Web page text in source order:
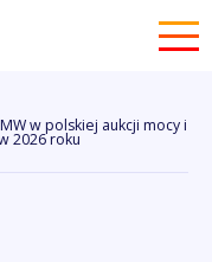
w polskiej aukcji mocy i
2026 roku